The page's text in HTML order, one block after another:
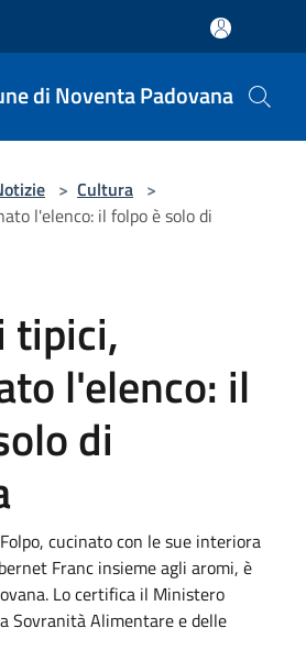
di Noventa Padovana
> Cultura >
l'elenco: il folpo è solo di
tipici,
l'elenco: il
di
cucinato con le sue interiora
Franc insieme agli aromi, è
Lo certifica il Ministero
Sovranità Alimentare e delle